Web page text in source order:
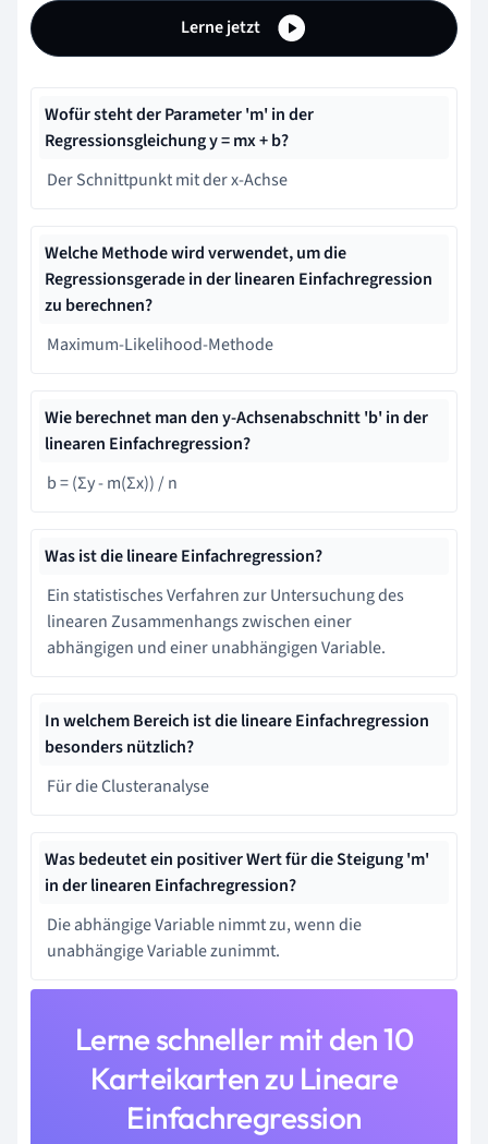
Lerne jetzt
Wofür steht der Parameter 'm' in der
Regressionsgleichung y = mx + b?
Der Schnittpunkt mit der x-Achse
Welche Methode wird verwendet, um die
Regressionsgerade in der linearen Einfachregression
zu berechnen?
Maximum-Likelihood-Methode
Wie berechnet man den y-Achsenabschnitt 'b' in der
linearen Einfachregression?
b = (Σy - m(Σx)) / n
Was ist die lineare Einfachregression?
Ein statistisches Verfahren zur Untersuchung des
linearen Zusammenhangs zwischen einer
abhängigen und einer unabhängigen Variable.
In welchem Bereich ist die lineare Einfachregression
besonders nützlich?
Für die Clusteranalyse
Was bedeutet ein positiver Wert für die Steigung 'm'
in der linearen Einfachregression?
Die abhängige Variable nimmt zu, wenn die
unabhängige Variable zunimmt.
Lerne schneller mit den 10
Karteikarten zu Lineare
Einfachregression